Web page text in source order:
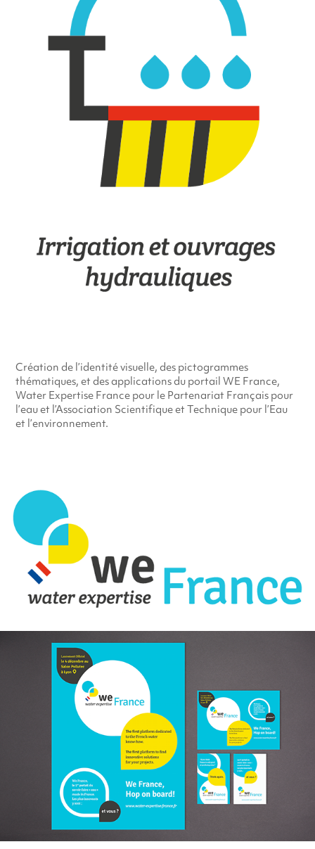
Création de l’identité visuelle, des pictogrammes
thématiques, et des applications du portail WE France,
Water Expertise France pour le Partenariat Français pour
l’eau et l’Association Scientifique et Technique pour l’Eau
et l’environnement.